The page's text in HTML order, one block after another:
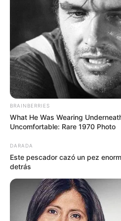
Tenemos todas
interesan. Para
favor, active las
ACTIVAR AHORA
TEMAS DESTACADOS
EMERGENCIAS POR
METRO DE MEDELLÍN
ELECCIONES
YONDÓ - ANTIOQUIA
BRAINBERRIES
What He Was Wearing
Uncomfortable: Rare 1970 Photo
DARADA
Este pescador cazó un pez
detrás